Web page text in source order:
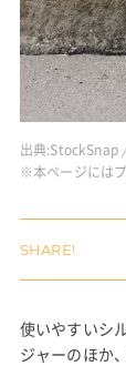
出典:StockSnap/
※本ページには
使いやすいシ
ジャーのほか